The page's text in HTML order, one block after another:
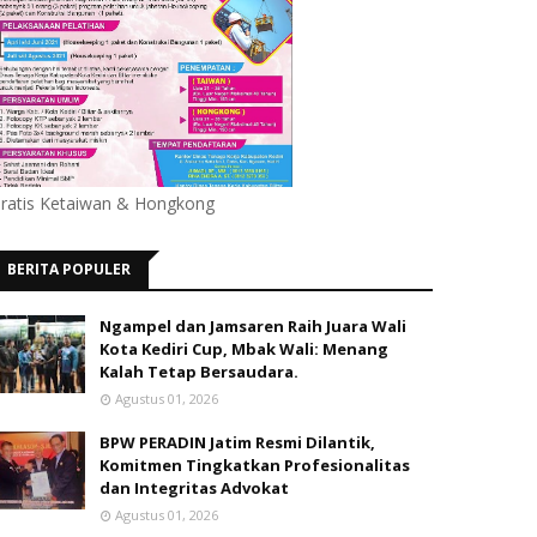
Ketaiwan & Hongkong
BERITA POPULER
Ngampel dan Jamsaren Raih Juara Wali
Kota Kediri Cup, Mbak Wali: Menang
Kalah Tetap Bersaudara.
Agustus 01, 2026
BPW PERADIN Jatim Resmi Dilantik,
Komitmen Tingkatkan Profesionalitas
dan Integritas Advokat
Agustus 01, 2026